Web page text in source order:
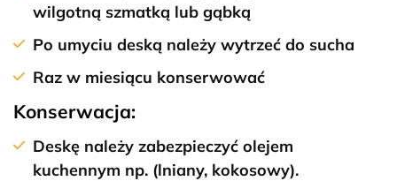
wilgotną szmatką lub gąbką
Po umyciu deską należy wytrzeć do sucha
Raz w miesiącu konserwować
Konserwacja:
Deskę należy zabezpieczyć olejem
kuchennym np. (lniany, kokosowy).